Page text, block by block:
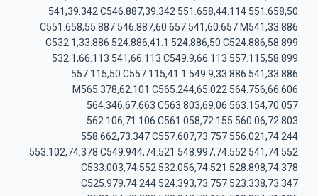
541,39.342 C546.887,39.342 551.658,44.114 551.658,50
C551.658,55.887 546.887,60.657 541,60.657 M541,33.886
C532.1,33.886 524.886,41.1 524.886,50 C524.886,58.899
532.1,66.113 541,66.113 C549.9,66.113 557.115,58.899
557.115,50 C557.115,41.1 549.9,33.886 541,33.886
M565.378,62.101 C565.244,65.022 564.756,66.606
564.346,67.663 C563.803,69.06 563.154,70.057
562.106,71.106 C561.058,72.155 560.06,72.803
558.662,73.347 C557.607,73.757 556.021,74.244
553.102,74.378 C549.944,74.521 548.997,74.552 541,74.552
C533.003,74.552 532.056,74.521 528.898,74.378
C525.979,74.244 524.393,73.757 523.338,73.347